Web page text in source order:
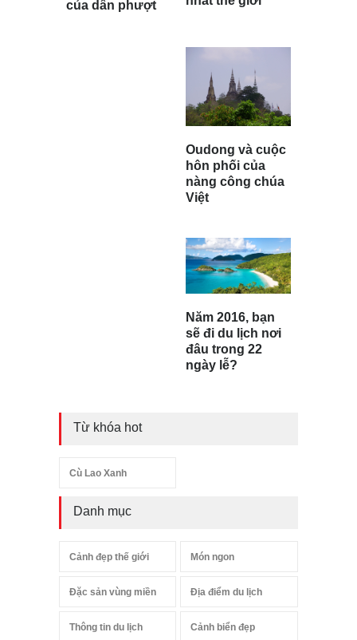
của dân phượt
Oudong và cuộc
hôn phối của
nàng công chúa
Việt
Năm 2016, bạn
sẽ đi du lịch nơi
đâu trong 22
ngày lễ?
Từ khóa hot
Cù Lao Xanh
Danh mục
Cảnh đẹp thế giới Món ngon
Đặc sản vùng miền Địa điểm du lịch
Thông tin du lịch Cảnh biển đẹp